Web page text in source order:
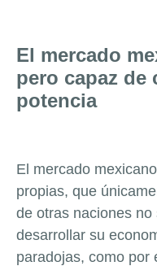
El mercado
pero capaz de
potencia
El mercado
propias, que
de otras naciones
desarrollar su
paradojas, como por